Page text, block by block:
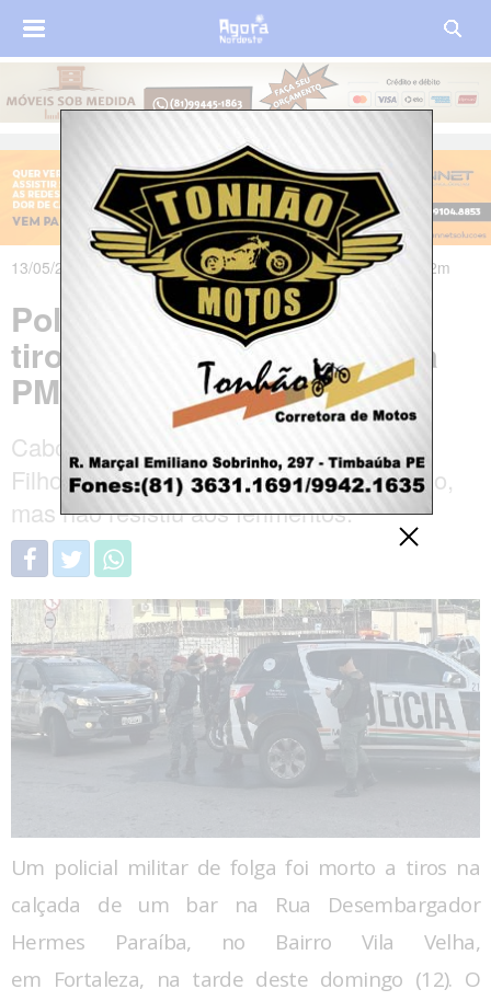
13/05/2024 às 13h15m - Atualizado em 13/05/2024 às 22h42m
Policial de folga é morto a
tiros na frente de equipe da
PM em Fortaleza
Cabo José Heliomar Adriano de Souza
Filho, de 42 anos, chegou a ser socorrido,
mas não resistiu aos ferimentos.
Um policial militar de folga foi morto a tiros na
calçada de um bar na Rua Desembargador
Hermes Paraíba, no Bairro Vila Velha,
em Fortaleza, na tarde deste domingo (12). O